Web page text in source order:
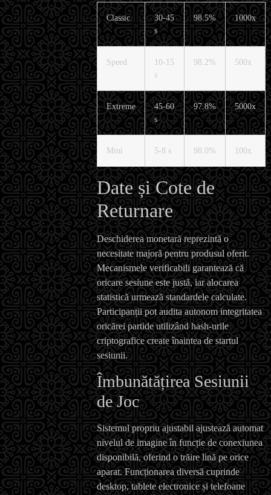
Classic
30-45
s
98.5% 1000x
Speed
10-15
s
98.2% 500x
Extreme
45-60
s
97.8% 5000x
Mini 5-8 s 98.0% 100x
Date și Cote de
Returnare
Deschiderea monetară reprezintă o
necesitate majoră pentru produsul oferit.
Mecanismele verificabili garantează că
oricare sesiune este justă, iar alocarea
statistică urmează standardele calculate.
Participanții pot audita autonom integritatea
oricărei partide utilizând hash-urile
criptografice create înaintea de startul
sesiunii.
Îmbunătățirea Sesiunii
de Joc
Sistemul propriu ajustabil ajustează automat
nivelul de imagine în funcție de conexiunea
disponibilă, oferind o trăire lină pe orice
aparat. Funcționarea diversă cuprinde
desktop, tablete electronice și telefoane